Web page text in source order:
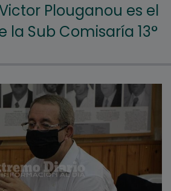
Plouganou es el
la Sub Comisaría 13°